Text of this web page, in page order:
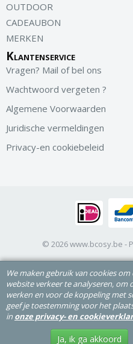
OUTDOOR
CADEAUBON
MERKEN
Klantenservice
Vragen? Mail of bel ons
Wachtwoord vergeten ?
Algemene Voorwaarden
Juridische vermeldingen
Privacy-en cookiebeleid
© 2026 www.bcosy.be -
We maken gebruik van cookies
website verkeer te analyseren,
werken en voor de koppeling met
geef je toestemming voor het
in onze privacy- en
Ja, ik ga akkoord